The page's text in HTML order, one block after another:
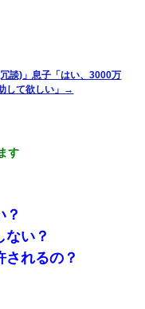
談)」息子「はい、3000万
して欲しい」→
す
？
ない？
れるの？